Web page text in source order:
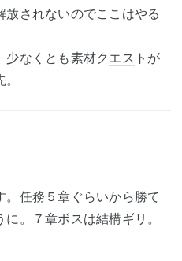
放されないのでここはやる
少なくとも素材ク エス トが
任務５章ぐらいから勝て
。７章ボスは結構ギリ。